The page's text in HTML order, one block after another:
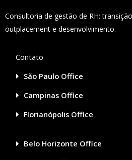
Consultoria de gestão de RH:
outplacement e desenvolvimento.
Contato
São Paulo Office
Campinas Office
Florianópolis Office
Belo Horizonte Office